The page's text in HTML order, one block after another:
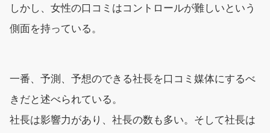
しかし、女性の口コミはコントロールが難しいという
側面を持っている。
一番、予測、予想のできる社長を口コミ媒体にするべ
きだと述べられている。
社長は影響力があり、社長の数も多い。そして社長は